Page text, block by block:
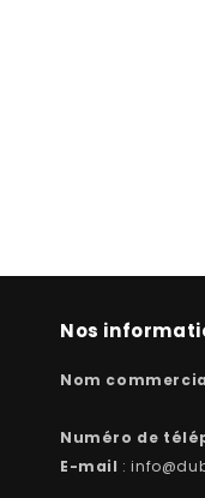
Nos
Nom
Numéro de
E-mail :